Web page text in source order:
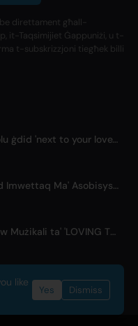
direttament għall-
it-Taqsimijiet Ġappuniżi, u t-
t-subskrizzjoni tiegħek billi
Sagiri Sol tħabbret b'singolu ġdid 'next to your love' wara waqfa
Kizuna AI Tgħaddi F'Għadd Imwettaq Ma' Asobisystem Qabel it-Tour Dinji għall-10 Anniversarju Tagħha
EMNW Il-Premier tal-Vidow Mużikali ta' 'LOVING TO GET US BY' Fiss 7 ta' Awwissu
provided byACRCloud
like
Yes Dismiss